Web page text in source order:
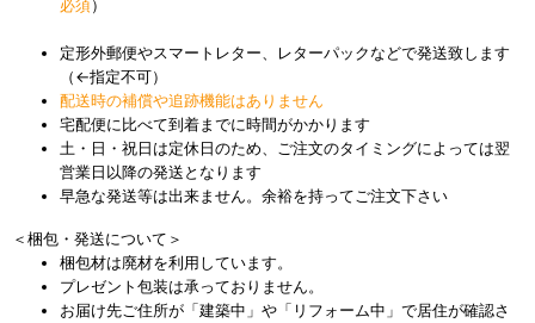
必須）
定形外郵便やスマートレター、レターパックなどで発送致します
（←指定不可）
配送時の補償や追跡機能はありません
宅配便に比べて到着までに時間がかかります
土・日・祝日は定休日のため、ご注文のタイミングによっては翌
営業日以降の発送となります
早急な発送等は出来ません。余裕を持ってご注文下さい
＜梱包・発送について＞
梱包材は廃材を利用しています。
プレゼント包装は承っておりません。
お届け先ご住所が「建築中」や「リフォーム中」で居住が確認さ